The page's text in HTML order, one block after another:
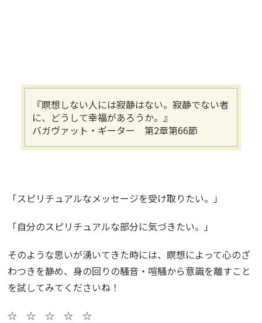
『瞑想しない人には寂静はない。寂静でない者
に、どうして幸福があろうか。』
バガヴァット・ギーター 第2章第66節
「スピリチュアルなメッセージを受け取りたい。」
「自分のスピリチュアルな部分に気づきたい。」
そのような思いが湧いてきた時には、瞑想によって心のざ
わつきを静め、身の回りの騒音・喧騒から意識を離すこと
を試してみてくださいね！
☆ ☆ ☆ ☆ ☆